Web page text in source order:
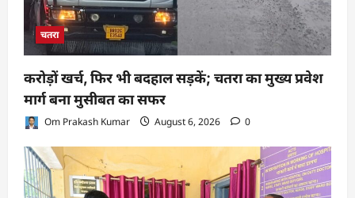
चतरा
करोड़ों खर्च, फिर भी बदहाल सड़कें; चतरा का मुख्य प्रवेश
मार्ग बना मुसीबत का सफर
Om Prakash Kumar August 6, 2026 0